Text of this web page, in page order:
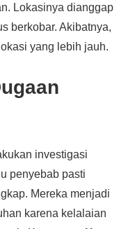
Lokasinya dianggap
berkobar. Akibatnya,
yang lebih jauh.
investigasi
penyebab pasti
Mereka menjadi
karena kelalaian